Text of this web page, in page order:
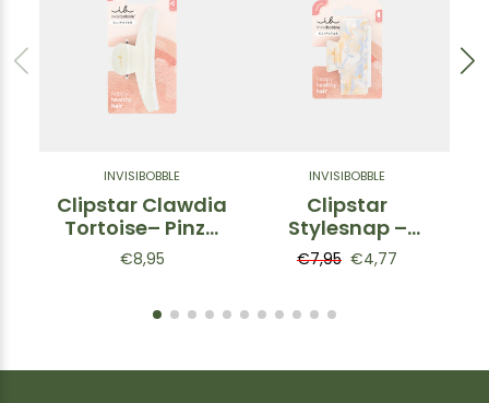
INVISIBOBBLE
Clipstar Clawdia
Tortoise– Pinza
per capelli
€8,95
INVISIBOBBLE
Clipstar
Stylesnap –
Pinza per capelli
€7,95 €4,77